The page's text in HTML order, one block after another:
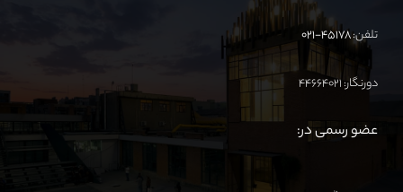
تلفن:۴۵۱۷۸-۰۲۱
دورنگار: ۴۴۶۶۴۰۲۱
عضو رسمی در: